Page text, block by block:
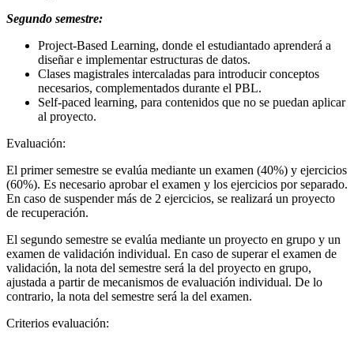
Segundo semestre:
Project-Based Learning, donde el estudiantado aprenderá a
diseñar e implementar estructuras de datos.
Clases magistrales intercaladas para introducir conceptos
necesarios, complementados durante el PBL.
Self-paced learning, para contenidos que no se puedan aplicar
al proyecto.
Evaluación:
El primer semestre se evalúa mediante un examen (40%) y ejercicios
(60%). Es necesario aprobar el examen y los ejercicios por separado.
En caso de suspender más de 2 ejercicios, se realizará un proyecto
de recuperación.
El segundo semestre se evalúa mediante un proyecto en grupo y un
examen de validación individual. En caso de superar el examen de
validación, la nota del semestre será la del proyecto en grupo,
ajustada a partir de mecanismos de evaluación individual. De lo
contrario, la nota del semestre será la del examen.
Criterios evaluación: